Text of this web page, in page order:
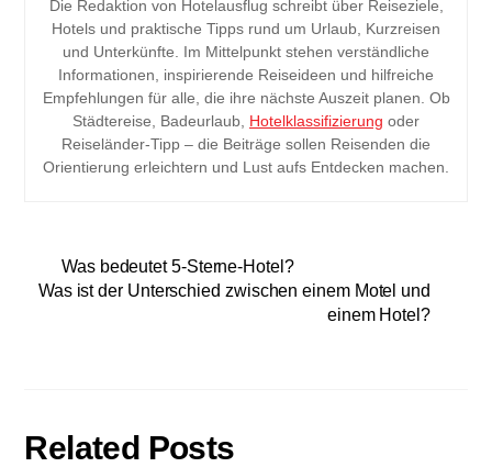
Die Redaktion von Hotelausflug schreibt über Reiseziele,
Hotels und praktische Tipps rund um Urlaub, Kurzreisen
und Unterkünfte. Im Mittelpunkt stehen verständliche
Informationen, inspirierende Reiseideen und hilfreiche
Empfehlungen für alle, die ihre nächste Auszeit planen. Ob
Städtereise, Badeurlaub, Hotelklassifizierung oder
Reiseländer-Tipp – die Beiträge sollen Reisenden die
Orientierung erleichtern und Lust aufs Entdecken machen.
Was bedeutet 5-Sterne-Hotel?
Was ist der Unterschied zwischen einem Motel und
einem Hotel?
Related Posts